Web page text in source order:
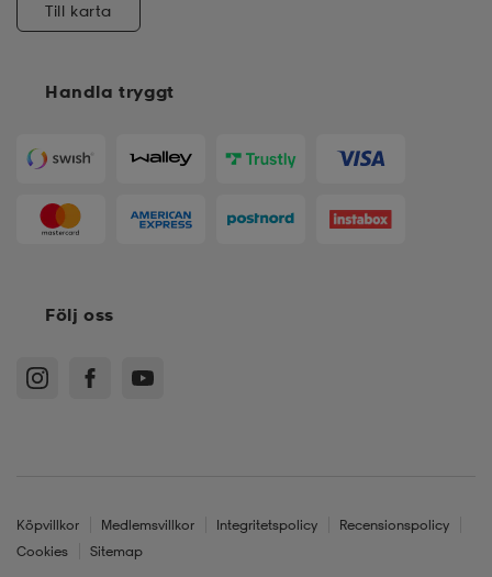
Handla tryggt
Till karta
Följ oss
Köpvillkor Medlemsvillkor Integritetspolicy
Recensionspolicy
Cookies
Sitemap